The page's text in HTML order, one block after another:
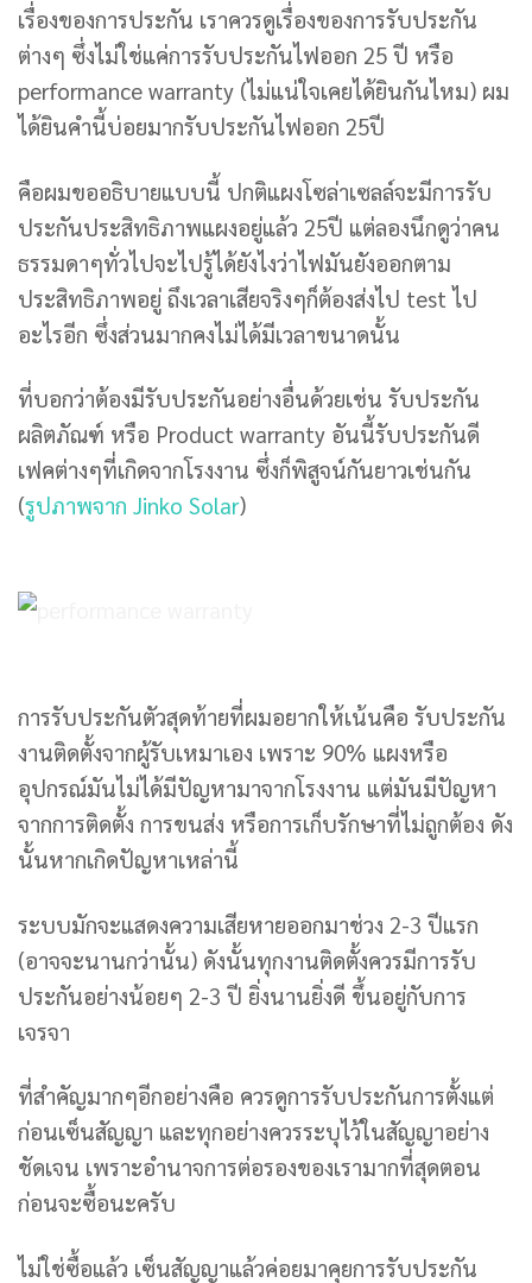
เรื่องของการประกัน เราควรดูเรื่องของการรับประกัน
ต่างๆ ซึ่งไม่ใช่แค่การรับประกันไฟออก 25 ปี หรือ
performance warranty (ไม่แน่ใจเคยได้ยินกันไหม) ผม
ได้ยินคำนี้บ่อยมากรับประกันไฟออก 25ปี
คือผมขออธิบายแบบนี้ ปกติแผงโซล่าเซลล์จะมีการรับ
ประกันประสิทธิภาพแผงอยู่แล้ว 25ปี แต่ลองนึกดูว่าคน
ธรรมดาๆทั่วไปจะไปรู้ได้ยังไงว่าไฟมันยังออกตาม
ประสิทธิภาพอยู่ ถึงเวลาเสียจริงๆก็ต้องส่งไป test ไป
อะไรอีก ซึ่งส่วนมากคงไม่ได้มีเวลาขนาดนั้น
ที่บอกว่าต้องมีรับประกันอย่างอื่นด้วยเช่น รับประกัน
ผลิตภัณฑ์ หรือ Product warranty อันนี้รับประกันดี
เฟคต่างๆที่เกิดจากโรงงาน ซึ่งก็พิสูจน์กันยาวเช่นกัน
(รูปภาพจาก Jinko Solar)
การรับประกันตัวสุดท้ายที่ผมอยากให้เน้นคือ รับประกัน
งานติดตั้งจากผู้รับเหมาเอง เพราะ 90% แผงหรือ
อุปกรณ์มันไม่ได้มีปัญหามาจากโรงงาน แต่มันมีปัญหา
จากการติดตั้ง การขนส่ง หรือการเก็บรักษาที่ไม่ถูกต้อง ดัง
นั้นหากเกิดปัญหาเหล่านี้
ระบบมักจะแสดงความเสียหายออกมาช่วง 2-3 ปีแรก
(อาจจะนานกว่านั้น) ดังนั้นทุกงานติดตั้งควรมีการรับ
ประกันอย่างน้อยๆ 2-3 ปี ยิ่งนานยิ่งดี ขึ้นอยู่กับการ
เจรจา
ที่สำคัญมากๆอีกอย่างคือ ควรดูการรับประกันการตั้งแต่
ก่อนเซ็นสัญญา และทุกอย่างควรระบุไว้ในสัญญาอย่าง
ชัดเจน เพราะอำนาจการต่อรองของเรามากที่สุดตอน
ก่อนจะซื้อนะครับ
ไม่ใช่ซื้อแล้ว เซ็นสัญญาแล้วค่อยมาคุยการรับประกัน